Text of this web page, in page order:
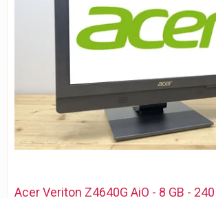
Acer Veriton Z4640G AiO - 8 GB - 240